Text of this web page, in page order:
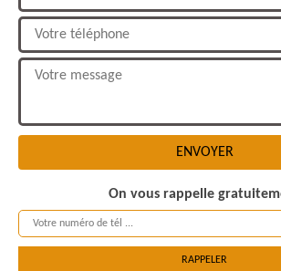
On vous rappelle